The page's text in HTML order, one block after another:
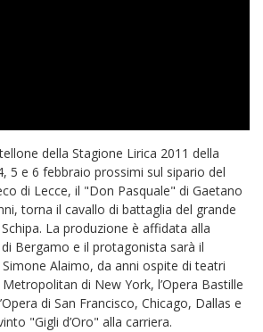
della Stagione Lirica 2011 della
5 e 6 febbraio prossimi sul sipario del
di Lecce, il "Don Pasquale" di Gaetano
torna il cavallo di battaglia del grande
La produzione è affidata alla
Bergamo e il protagonista sarà il
Alaimo, da anni ospite di teatri
di New York, l’Opera Bastille
di San Francisco, Chicago, Dallas e
"Gigli d’Oro" alla carriera.